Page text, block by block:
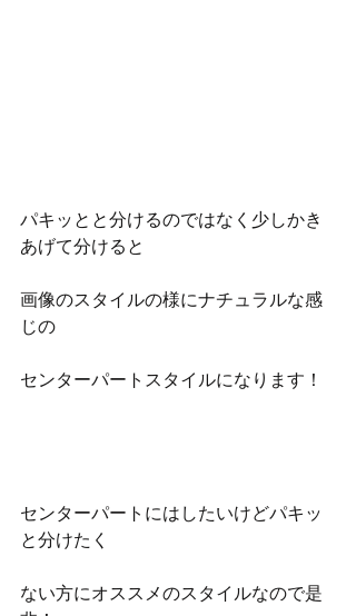
パキッとと分けるのではなく少しかき
あげて分けると
画像のスタイルの様にナチュラルな感
じの
センターパートスタイルになります！
センターパートにはしたいけどパキッ
と分けたく
ない方にオススメのスタイルなので是